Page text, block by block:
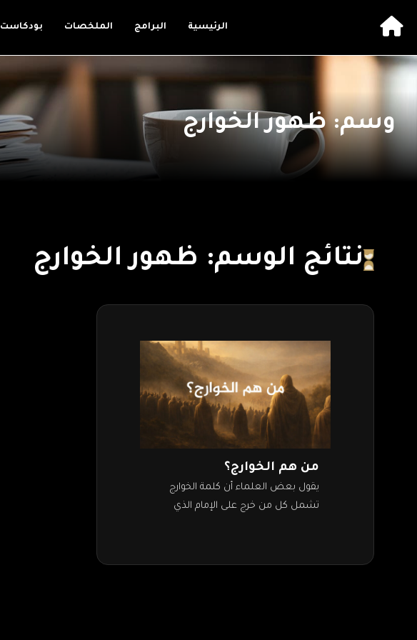
الرئيسية البرامج الملخصات بودكاست
وسم: ظهور الخوارج
نتائج الوسم: ظهور الخوارج
من هم الخوارج؟
يقول بعض العلماء أن كلمة الخوارج
تشمل كل من خرج على الإمام الذي